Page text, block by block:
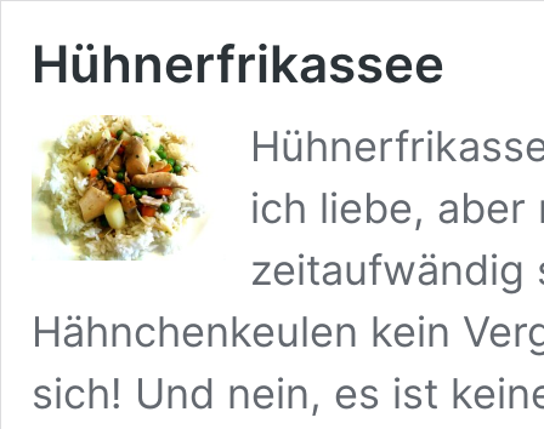
Hühnerfrikassee
ich liebe,
zeitaufwändig
Hähnchenkeulen kein
sich! Und nein, es ist